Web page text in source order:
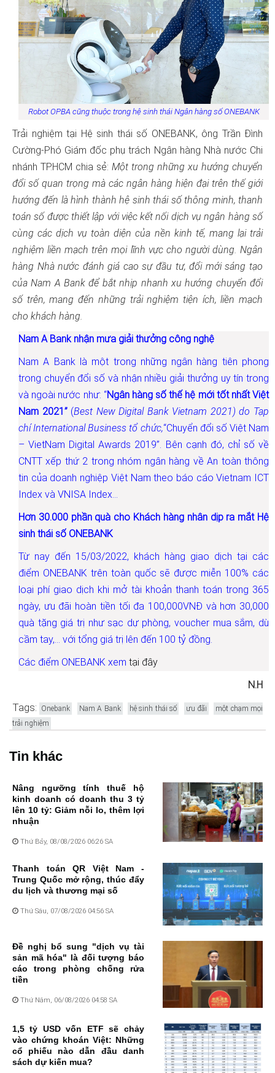
Robot OPBA cũng thuộc trong hệ sinh thái Ngân hàng số ONEBANK
Trải nghiệm tại Hệ sinh thái số ONEBANK, ông Trần Đình
Cường-Phó Giám đốc phụ trách Ngân hàng Nhà nước Chi
nhánh TP.HCM chia sẻ: Một trong những xu hướng chuyển
đổi số quan trọng mà các ngân hàng hiện đại trên thế giới
hướng đến là hình thành hệ sinh thái số thông minh, thanh
toán số được thiết lập với việc kết nối dịch vụ ngân hàng số
cùng các dịch vụ toàn diện của nền kinh tế, mang lại trải
nghiệm liền mạch trên mọi lĩnh vực cho người dùng. Ngân
hàng Nhà nước đánh giá cao sự đầu tư, đổi mới sáng tạo
của Nam A Bank để bắt nhịp nhanh xu hướng chuyển đổi
số trên, mang đến những trải nghiệm tiện ích, liền mạch
cho khách hàng.
Nam A Bank nhận mưa giải thưởng công nghệ
Nam A Bank là một trong những ngân hàng tiên phong
trong chuyển đổi số và nhận nhiều giải thưởng uy tín trong
và ngoài nước như: “Ngân hàng số thế hệ mới tốt nhất Việt
Nam 2021” (Best New Digital Bank Vietnam 2021) do Tạp
chí International Business tổ chức,“Chuyển đổi số Việt Nam
– VietNam Digital Awards 2019”. Bên cạnh đó, chỉ số về
CNTT xếp thứ 2 trong nhóm ngân hàng về An toàn thông
tin của doanh nghiệp Việt Nam theo báo cáo Vietnam ICT
Index và VNISA Index…
Hơn 30.000 phần quà cho Khách hàng nhân dịp ra mắt Hệ
sinh thái số ONEBANK
Từ nay đến 15/03/2022, khách hàng giao dịch tại các
điểm ONEBANK trên toàn quốc sẽ được miễn 100% các
loại phí giao dịch khi mở tài khoản thanh toán trong 365
ngày, ưu đãi hoàn tiền tối đa 100,000VNĐ và hơn 30,000
quà tặng giá trị như sạc dự phòng, voucher mua sắm, dù
cầm tay,… với tổng giá trị lên đến 100 tỷ đồng.
Các điểm ONEBANK xem tại đây
N.H
Tags: Onebank Nam A Bank hệ sinh thái số ưu đãi
một chạm mọi
trải nghiệm
Tin khác
Nâng ngưỡng tính thuế hộ
kinh doanh có doanh thu 3 tỷ
lên 10 tỷ: Giảm nỗi lo, thêm lợi
nhuận
Thứ Bảy, 08/08/2026 06:26 SA
Thanh toán QR Việt Nam -
Trung Quốc mở rộng, thúc đẩy
du lịch và thương mại số
Thứ Sáu, 07/08/2026 04:56 SA
Đề nghị bổ sung "dịch vụ tài
sản mã hóa" là đối tượng báo
cáo trong phòng chống rửa
tiền
Thứ Năm, 06/08/2026 04:58 SA
1,5 tỷ USD vốn ETF sẽ chảy
vào chứng khoán Việt: Những
cổ phiếu nào dẫn đầu danh
sách dự kiến mua?